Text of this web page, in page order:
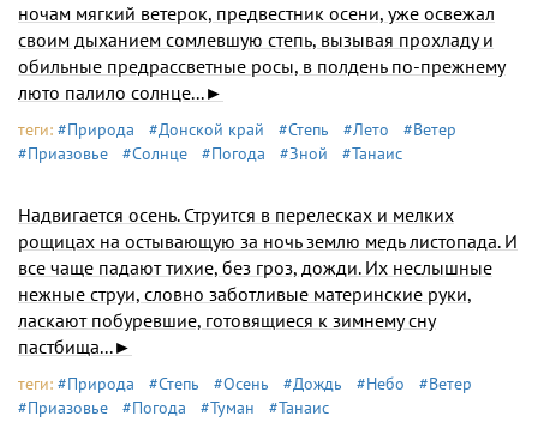
ночам мягкий ветерок, предвестник осени, уже освежал
своим дыханием сомлевшую степь, вызывая прохладу и
обильные предрассветные росы, в полдень по-прежнему
люто палило солнце...►
теги: #Природа #Донской край #Степь #Лето
#Ветер
#Приазовье
#Солнце #Погода #Зной #Танаис
Надвигается осень. Струится в перелесках и мелких
рощицах на остывающую за ночь землю медь листопада. И
все чаще падают тихие, без гроз, дожди. Их неслышные
нежные струи, словно заботливые материнские руки,
ласкают побуревшие, готовящиеся к зимнему сну
пастбища...►
теги: #Природа #Степь #Осень #Дождь #Небо
#Ветер
#Приазовье
#Погода #Туман #Танаис